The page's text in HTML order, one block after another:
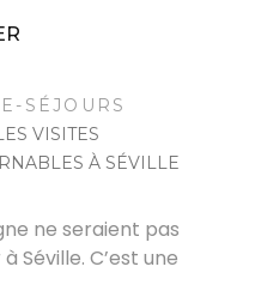
SÉJOURS
VISITES
À SÉVILLE
ne seraient pas
Séville. C’est une